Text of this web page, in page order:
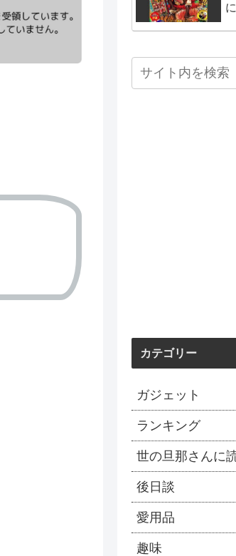
カテゴリー
ガジェット
ランキング
世の旦那さんに
後日談
愛用品
趣味